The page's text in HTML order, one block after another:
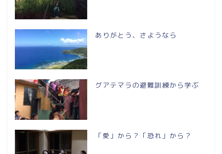
ありがとう、さようなら
グアテマラの避難訓練から学ぶ
「愛」から？「恐れ」から？